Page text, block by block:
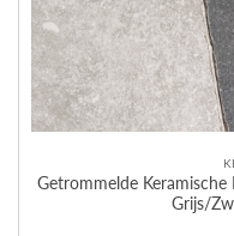
Getrommelde
Grijs/